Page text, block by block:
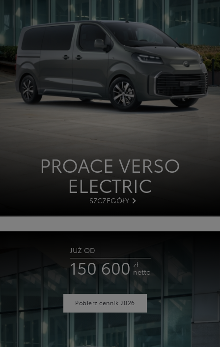
PROACE VERSO
ELECTRIC
SZCZEGÓŁY
JUŻ OD
150 600 zł
netto
Pobierz cennik 2026